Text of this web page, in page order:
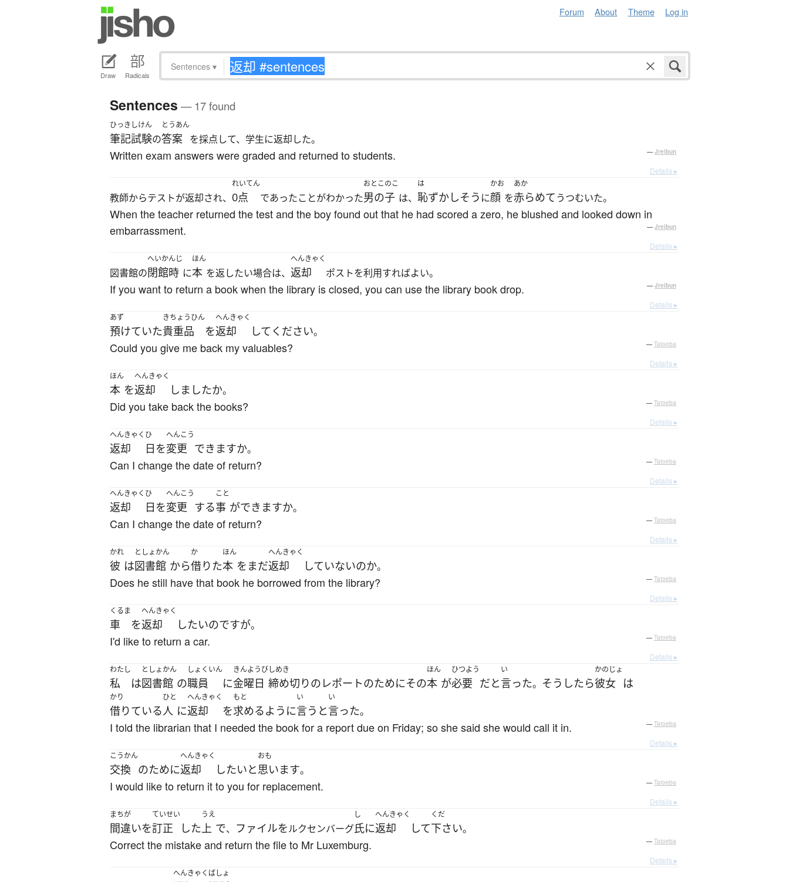
Forum About Theme Log in
Draw Radicals
Sentences ▾
Sentences — 17 found
ひっきしけん
筆記試験の
とうあん
答案 を採点して、学生に返却した。
Written exam answers were graded and returned to students. — Jreibun
Details ▸
教師からテストが返却され、
れいてん
0点 であったことがわかった
おとこのこ
男の子 は、
は
恥ずかしそう に
かお
顔 を
あか
赤らめてうつむいた。
When the teacher returned the test and the boy found out that he had scored a zero, he blushed and looked down in
embarrassment.
— Jreibun
Details ▸
図書館の
へいかんじ
閉館時 に
ほん
本 を返したい場合は、
へんきゃく
返却 ポストを利用すればよい。
If you want to return a book when the library is closed, you can use the library book drop. — Jreibun
Details ▸
あず
預けていた
きちょうひん
貴重品 を
へんきゃく
返却 して ください。
Could you give me back my valuables? — Tatoeba
Details ▸
ほん
本 を
へんきゃく
返却 しましたか。
Did you take back the books? — Tatoeba
Details ▸
へんきゃく
返却
ひ
日 を
へんこう
変更 できますか。
Can I change the date of return? — Tatoeba
Details ▸
へんきゃく
返却
ひ
日 を
へんこう
変更 する
こと
事 ができますか。
Can I change the date of return? — Tatoeba
Details ▸
かれ
彼 は
としょかん
図書館 から
か
借りた
ほん
本 を まだ
へんきゃく
返却 していないのか。
Does he still have that book he borrowed from the library? — Tatoeba
Details ▸
くるま
車 を
へんきゃく
返却 したいのですが。
I'd like to return a car. — Tatoeba
Details ▸
わたし
私 は
としょかん
図書館 の
しょくいん
職員 に
きんようび
金曜日
しめき
締め切りの レポートのためにその
ほん
本 が
ひつよう
必要 だと
い
言った。 そうしたら
かのじょ
彼女 は
かり
借りている
ひと
人 に
へんきゃく
返却 を
もと
求めるように
い
言う と
い
言った。
I told the librarian that I needed the book for a report due on Friday; so she said she would call it in. — Tatoeba
Details ▸
こうかん
交換 のために
へんきゃく
返却 したいと
おも
思います。
I would like to return it to you for replacement. — Tatoeba
Details ▸
まちが
間違いを
ていせい
訂正 した
うえ
上 で、 ファイルをルクセンバーグ
し
氏に
へんきゃく
返却 して
くだ
下さい。
Correct the mistake and return the file to Mr Luxemburg. — Tatoeba
Details ▸
へんきゃく ばしょ